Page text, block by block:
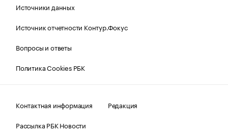
Источники данных
Источник отчетности Контур.Фокус
Вопросы и ответы
Политика Cookies РБК
Контактная информация
Редакция
Рассылка РБК Новости